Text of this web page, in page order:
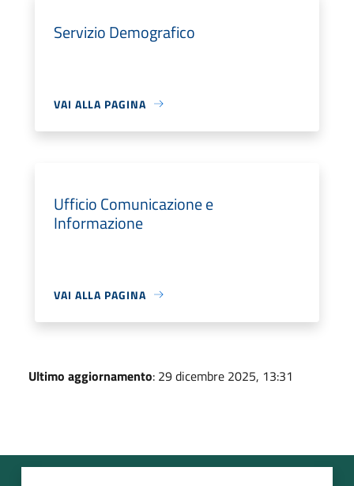
Servizio Demografico
VAI ALLA PAGINA
Ufficio Comunicazione e
Informazione
VAI ALLA PAGINA
Ultimo aggiornamento: 29 dicembre 2025, 13:31